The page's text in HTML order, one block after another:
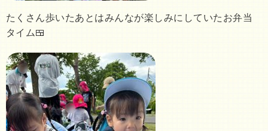
たくさん歩いたあとはみんなが楽しみにしていたお弁当
タイム🍱